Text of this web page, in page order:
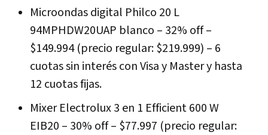
Microondas digital Philco 20 L
94MPHDW20UAP blanco – 32% off –
$149.994 (precio regular: $219.999) – 6
cuotas sin interés con Visa y Master y hasta
12 cuotas fijas.
Mixer Electrolux 3 en 1 Efficient 600 W
EIB20 – 30% off – $77.997 (precio regular: